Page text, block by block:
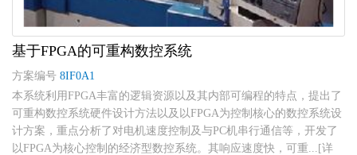
基于FPGA的可重构数控系统
方案编号 8IF0A1
本系统利用FPGA丰富的逻辑资源以及其内部可编程的特点，提出了
可重构数控系统硬件设计方法以及以FPGA为控制核心的数控系统设
计方案，重点分析了对电机速度控制及与PC机串行通信等，开发了
以FPGA为核心控制的经济型数控系统。其响应速度快，可重...[详